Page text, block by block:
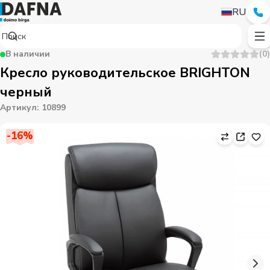
RU
-16%
В наличии (0)
Кресло руководительское BRIGHTON
черный
Артикул: 10899